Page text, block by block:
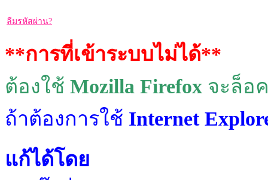
ลืมรหัสผ่าน?
**การที่เข้าระบบไม่ได้**
ต้องใช้ Mozilla Firefox จะล็อ
ถ้าต้องการใช้ Internet
แก้ได้โดย